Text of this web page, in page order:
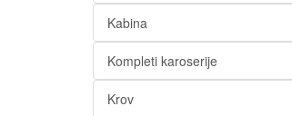
Kabina
Kompleti karoserije
Krov